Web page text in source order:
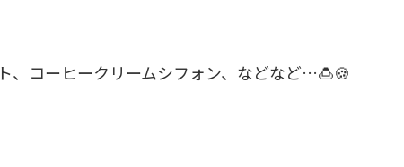
、コーヒークリームシフォン、などなど…🍮🍪